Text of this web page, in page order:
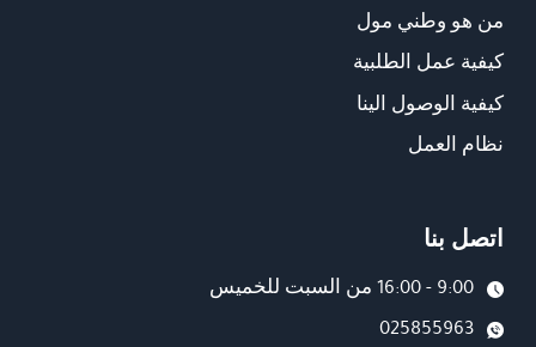
من هو وطني مول
كيفية عمل الطلبية
كيفية الوصول الينا
نظام العمل
اتصل بنا
9:00 - 16:00 من السبت للخميس
025855963